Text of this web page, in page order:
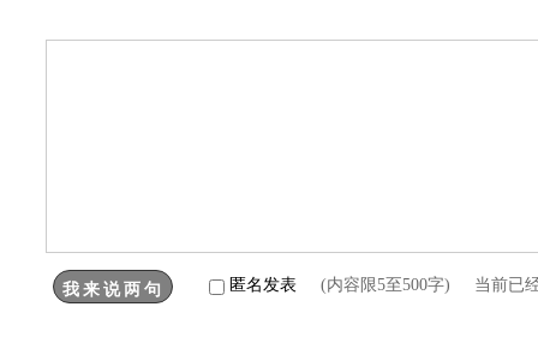
匿名发表 (内容限5至500字) 当前已